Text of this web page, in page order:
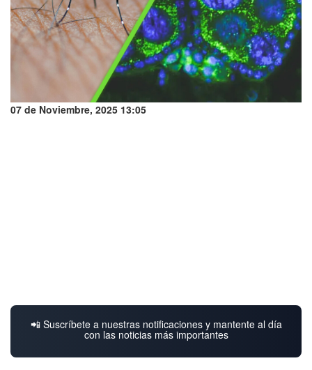
07 de Noviembre, 2025 13:05
📲 Suscríbete a nuestras notificaciones y mantente al día
con las noticias más importantes